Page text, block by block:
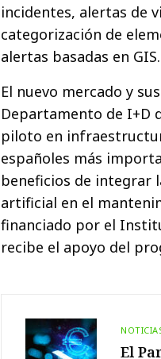
incidentes, alertas de
categorización de
alertas basadas en GIS.
El nuevo mercado y
Departamento de I+D
piloto en
españoles más
beneficios de integrar
artificial en el
financiado por el
recibe el apoyo del
El